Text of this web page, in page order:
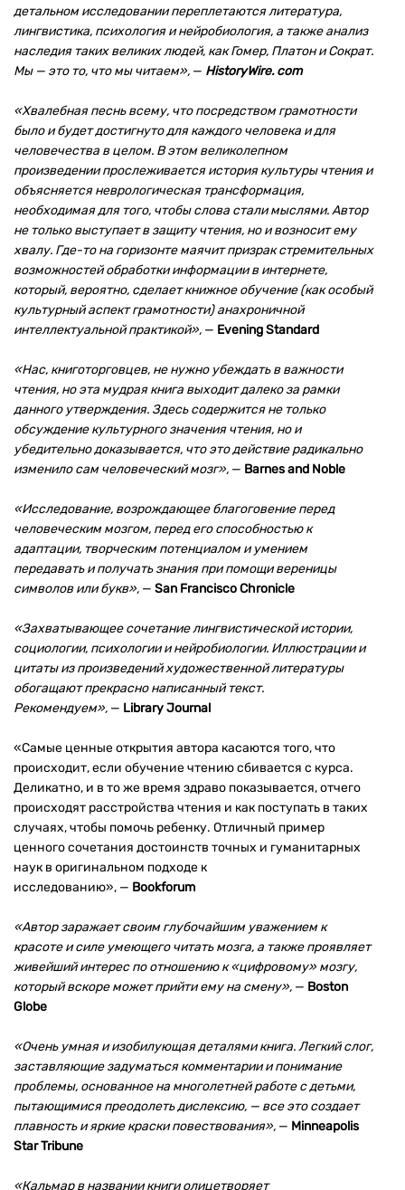
детальном исследовании переплетаются литература,
лингвистика, психология и нейробиология, а также анализ
наследия таких великих людей, как Гомер, Платон и Сократ.
Мы — это то, что мы читаем», — HistoryWire. com
«Хвалебная песнь всему, что посредством грамотности
было и будет достигнуто для каждого человека и для
человечества в целом. В этом великолепном
произведении прослеживается история культуры чтения и
объясняется неврологическая трансформация,
необходимая для того, чтобы слова стали мыслями. Автор
не только выступает в защиту чтения, но и возносит ему
хвалу. Где-то на горизонте маячит призрак стремительных
возможностей обработки информации в интернете,
который, вероятно, сделает книжное обучение (как особый
культурный аспект грамотности) анахроничной
интеллектуальной практикой», — Evening Standard
«Нас, книготорговцев, не нужно убеждать в важности
чтения, но эта мудрая книга выходит далеко за рамки
данного утверждения. Здесь содержится не только
обсуждение культурного значения чтения, но и
убедительно доказывается, что это действие радикально
изменило сам человеческий мозг», — Barnes and Noble
«Исследование, возрождающее благоговение перед
человеческим мозгом, перед его способностью к
адаптации, творческим потенциалом и умением
передавать и получать знания при помощи вереницы
символов или букв», — San Francisco Chronicle
«Захватывающее сочетание лингвистической истории,
социологии, психологии и нейробиологии. Иллюстрации и
цитаты из произведений художественной литературы
обогащают прекрасно написанный текст.
Рекомендуем», — Library Journal
«Самые ценные открытия автора касаются того, что
происходит, если обучение чтению сбивается с курса.
Деликатно, и в то же время здраво показывается, отчего
происходят расстройства чтения и как поступать в таких
случаях, чтобы помочь ребенку. Отличный пример
ценного сочетания достоинств точных и гуманитарных
наук в оригинальном подходе к
исследованию», — Bookforum
«Автор заражает своим глубочайшим уважением к
красоте и силе умеющего читать мозга, а также проявляет
живейший интерес по отношению к «цифровому» мозгу,
который вскоре может прийти ему на смену», — Boston
Globe
«Очень умная и изобилующая деталями книга. Легкий слог,
заставляющие задуматься комментарии и понимание
проблемы, основанное на многолетней работе с детьми,
пытающимися преодолеть дислексию, — все это создает
плавность и яркие краски повествования», — Minneapolis
Star Tribune
«Кальмар в названии книги олицетворяет